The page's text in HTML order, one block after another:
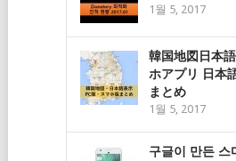
1월 5, 2017
韓国地図日本
ホアプリ 日本
まとめ
1월 5, 2017
구글이 만든 스